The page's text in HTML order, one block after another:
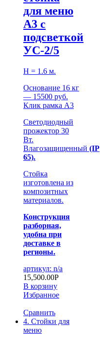
для меню
А3 с
подсветкой
УС-2/5
Н = 1.6 м.
Основание 16 кг
— 15500 руб.
Клик рамка А3
Светодиодный
прожектор 30
Вт.
Влагозащищенный (IP
65).
Стойка
изготовлена из
композитных
материалов.
Конструкция
разборная,
удобна при
доставке в
регионы.
артикул: n/a
15,500.00Р
В корзину
Избранное
Сравнить
4. Стойки для
меню